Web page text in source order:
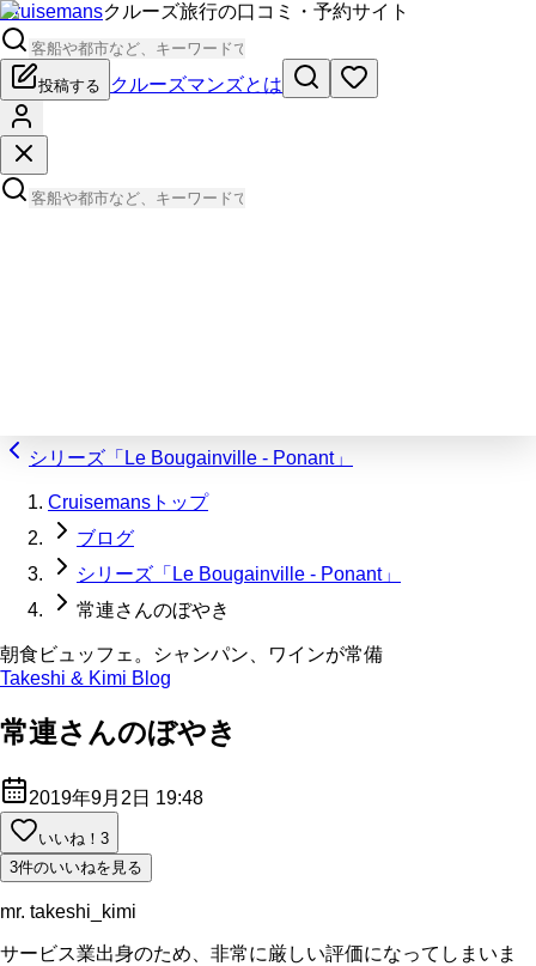
Cruisemansクルーズ旅行の口コミ・予約サイト
投稿する クルーズマンズとは
シリーズ「Le Bougainville - Ponant」
Cruisemansトップ
ブログ
シリーズ「Le Bougainville - Ponant」
常連さんのぼやき
朝食ビュッフェ。シャンパン、ワインが常備
Takeshi & Kimi Blog
常連さんのぼやき
2019年9月2日 19:48
いいね！ 3
3件のいいねを見る
mr. takeshi_kimi
サービス業出身のため、非常に厳しい評価になってしまいま